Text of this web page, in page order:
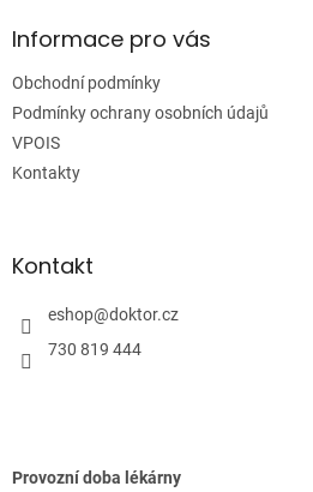
aInformace pro vás
Obchodní podmínky
Podmínky ochrany osobních údajů
VPOIS
Kontakty
Kontakt
eshop@doktor.cz
730 819 444
Provozní doba lékárny